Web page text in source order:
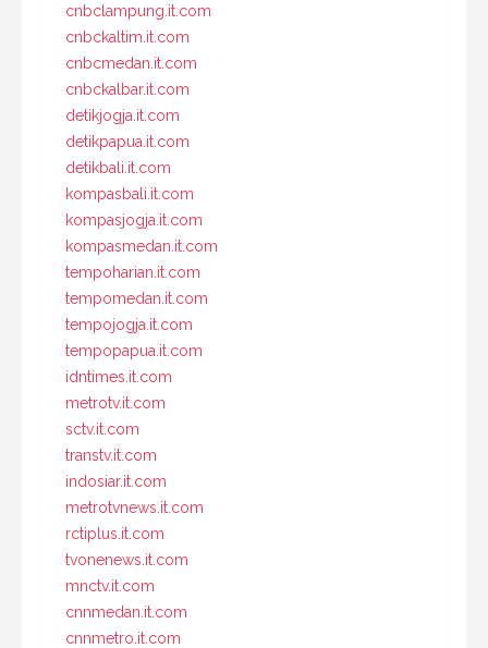
cnbclampung.it.com
cnbckaltim.it.com
cnbcmedan.it.com
cnbckalbar.it.com
detikjogja.it.com
detikpapua.it.com
detikbali.it.com
kompasbali.it.com
kompasjogja.it.com
kompasmedan.it.com
tempoharian.it.com
tempomedan.it.com
tempojogja.it.com
tempopapua.it.com
idntimes.it.com
metrotv.it.com
sctv.it.com
transtv.it.com
indosiar.it.com
metrotvnews.it.com
rctiplus.it.com
tvonenews.it.com
mnctv.it.com
cnnmedan.it.com
cnnmetro.it.com